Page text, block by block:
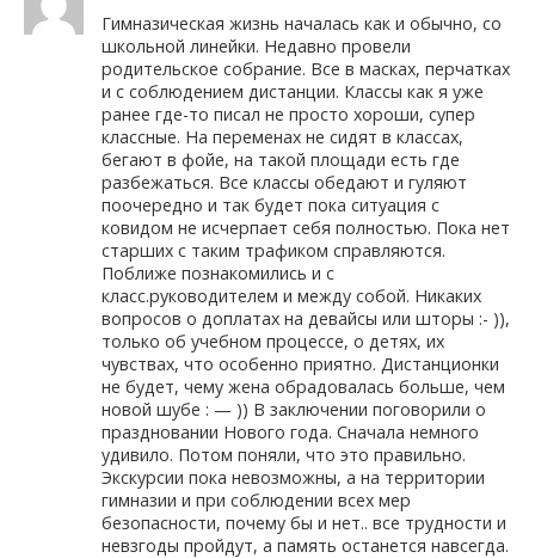
Гимназическая жизнь началась как и обычно, со
школьной линейки. Недавно провели
родительское собрание. Все в масках, перчатках
и с соблюдением дистанции. Классы как я уже
ранее где-то писал не просто хороши, супер
классные. На переменах не сидят в классах,
бегают в фойе, на такой площади есть где
разбежаться. Все классы обедают и гуляют
поочередно и так будет пока ситуация с
ковидом не исчерпает себя полностью. Пока нет
старших с таким трафиком справляются.
Поближе познакомились и с
класс.руководителем и между собой. Никаких
вопросов о доплатах на девайсы или шторы :- )),
только об учебном процессе, о детях, их
чувствах, что особенно приятно. Дистанционки
не будет, чему жена обрадовалась больше, чем
новой шубе : — )) В заключении поговорили о
праздновании Нового года. Сначала немного
удивило. Потом поняли, что это правильно.
Экскурсии пока невозможны, а на территории
гимназии и при соблюдении всех мер
безопасности, почему бы и нет.. все трудности и
невзгоды пройдут, а память останется навсегда.